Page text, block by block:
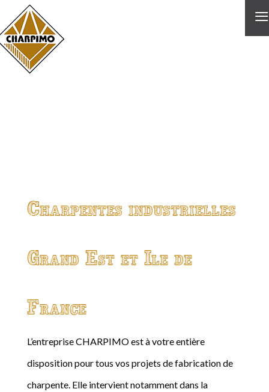
≡
Charpentes industrielles
Grand Est et Ile de
France
L’entreprise CHARPIMO est à votre entière
disposition pour tous vos projets de fabrication de
charpente. Elle intervient notamment dans la